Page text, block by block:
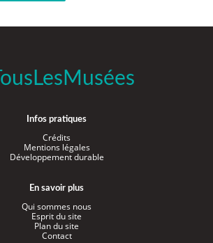
TousLesMusées
Infos pratiques
Crédits
Mentions légales
Développement durable
En savoir plus
Qui sommes nous
Esprit du site
Plan du site
Contact